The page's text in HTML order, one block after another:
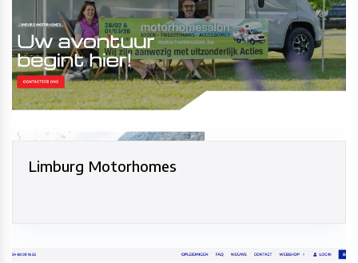
Limburg Motorhomes